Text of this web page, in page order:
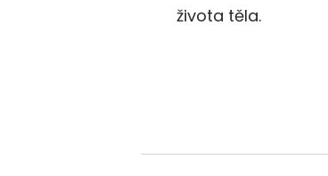
života těla.